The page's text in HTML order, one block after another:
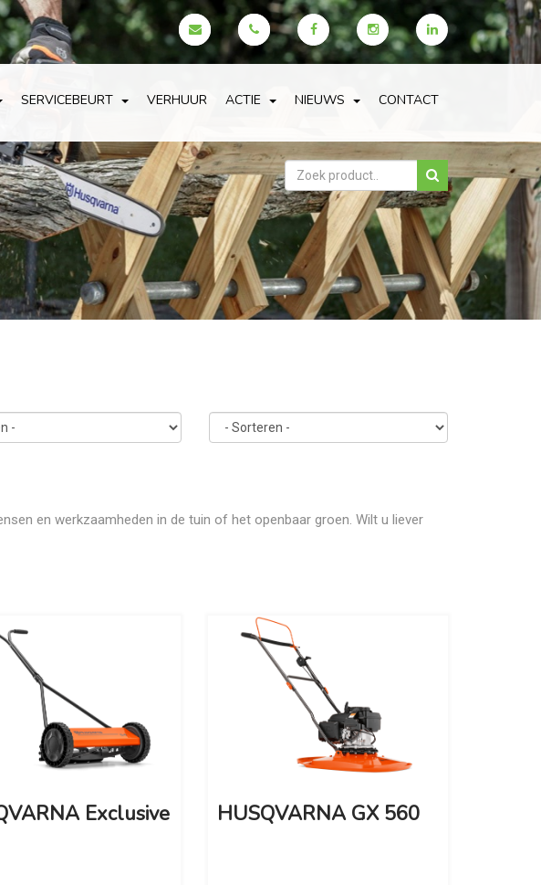
SERVICEBEURT VERHUUR ACTIE NIEUWS CONTACT
en werkzaamheden in de tuin of het openbaar groen. Wilt u liever
Exclusive
HUSQVARNA GX 560